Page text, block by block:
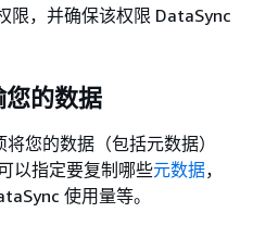
限，并确保该权限 DataSync
的数据
您的数据（包括元数据）
以指定要复制哪些元数据，
使用量等。